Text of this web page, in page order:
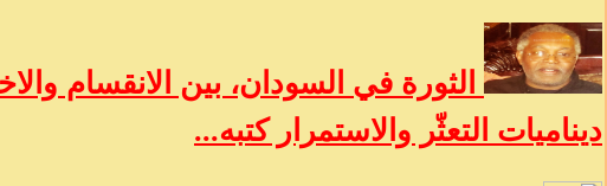
الثورة في السودان، بين الانقسام
ديناميات التعثّر والاستمرار كتبه...